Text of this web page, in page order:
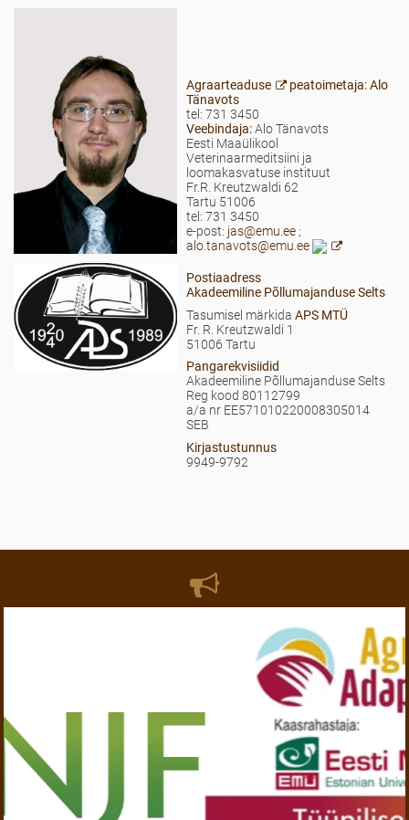
Agraarteaduse peatoimetaja: Alo
Tänavots
tel: 731 3450
Veebindaja:Alo Tänavots
Eesti Maaülikool
Veterinaarmeditsiini ja
loomakasvatuse instituut
Fr.R. Kreutzwaldi 62
Tartu 51006
tel: 731 3450
e-post: jas@emu.ee ;
alo.tanavots@emu.ee
Postiaadress
Akadeemiline Põllumajanduse Selts
Tasumisel märkida APS MTÜ
Fr. R. Kreutzwaldi 1
51006 Tartu
Pangarekvisiidid
Akadeemiline Põllumajanduse Selts
Reg kood 80112799
a/a nr EE571010220008305014
SEB
Kirjastustunnus
9949-9792